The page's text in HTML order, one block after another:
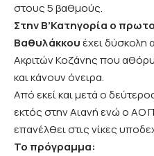
στους 5 βαθμούς.
Στην Β’Κατηγορία ο
Βαθυλάκκουέχει δύσκολη
Ακριτών Κοζάνης που
και κάνουν όνειρα.
Από εκεί και μετά ο
εκτός στην Αιανή ενώ ο ΑΟ
επανέλθει στις νίκες
Το πρόγραμμα: